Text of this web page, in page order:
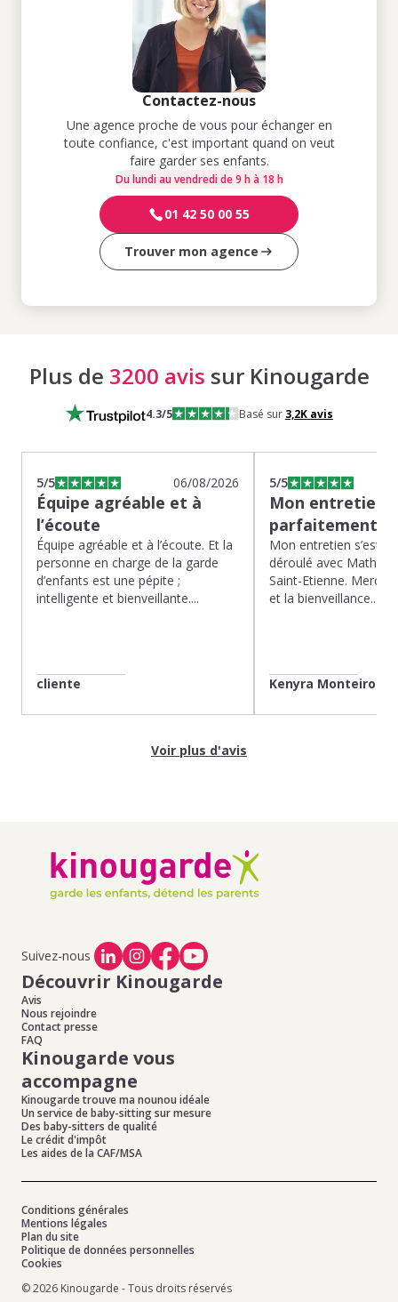
Contactez-nous
Une agence proche de vous pour échanger en
toute confiance, c'est important quand on veut
faire garder ses enfants.
Du lundi au vendredi de 9 h à 18 h
01 42 50 00 55
Trouver mon agence
Plus de 3200 avis sur Kinougarde
4.3/5 Basé sur 3,2Kavis
5/5 06/08/2026
Équipe agréable et à
l’écoute
Équipe agréable et à l’écoute. Et la
personne en charge de la garde
d’enfants est une pépite ;
intelligente et bienveillante....
cliente
5/5
Mon entretien
parfaitement…
Mon entretien s’est
déroulé avec Mathias
Saint-Etienne. Merci
et la bienveillance...
Kenyra Monteiro
Voir plus d'avis
Suivez-nous
Découvrir Kinougarde
Avis
Nous rejoindre
Contact presse
FAQ
Kinougarde vous
accompagne
Kinougarde trouve ma nounou idéale
Un service de baby-sitting sur mesure
Des baby-sitters de qualité
Le crédit d'impôt
Les aides de la CAF/MSA
Conditions générales
Mentions légales
Plan du site
Politique de données personnelles
Cookies
© 2026 Kinougarde - Tous droits réservés